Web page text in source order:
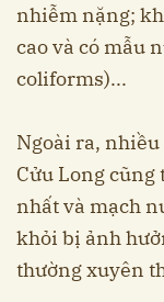
nhiễm nặng;
cao và có mẫu
coliforms)...
Ngoài ra,
Cửu Long
nhất và mạch
khỏi bị ảnh
thường xuyên